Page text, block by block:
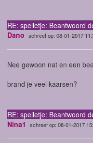
RE: spelletje: Beantwoord
Dano schreef op: 08-01-2017
Nee gewoon nat en een
brand je veel kaarsen?
RE: spelletje: Beantwoord
Nina1
schreef op: 08-01-2017